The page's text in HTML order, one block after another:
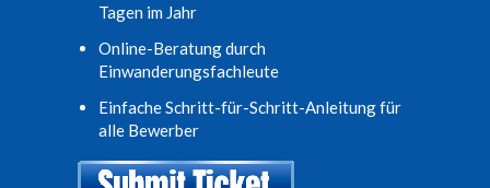
Tagen im Jahr
Online-Beratung durch
Einwanderungsfachleute
Einfache Schritt-für-Schritt-Anleitung für
alle Bewerber